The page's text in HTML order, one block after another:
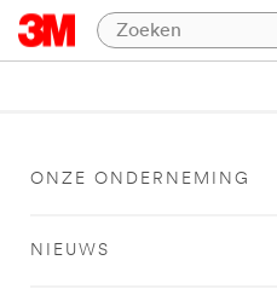
ONZE ONDERNEMING
NIEUWS